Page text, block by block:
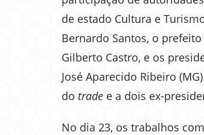
de estado Cultura e
Bernardo Santos, o
Gilberto Castro, e os
José Aparecido Ribeiro
do trade e a dois ex-
No dia 23, os trabalhos